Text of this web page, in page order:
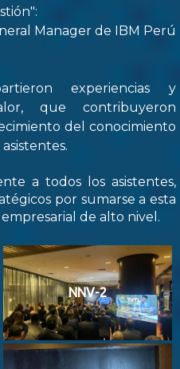
Manager de IBM Perú
experiencias y
que contribuyeron
del conocimiento
a todos los asistentes,
por sumarse a esta
de alto nivel.
NNV-2